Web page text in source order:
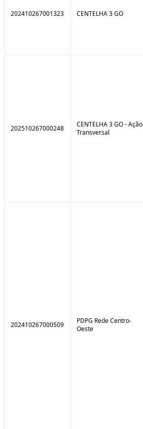
202410267001323 CENTELHA 3 GO
202510267000248
CENTELHA 3 GO - Ação
Transversal
202410267000509
PDPG Rede Centro-
Oeste